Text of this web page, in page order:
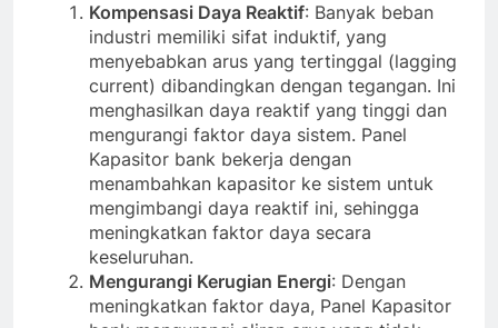
Kompensasi Daya Reaktif: Banyak beban
industri memiliki sifat induktif, yang
menyebabkan arus yang tertinggal (lagging
current) dibandingkan dengan tegangan. Ini
menghasilkan daya reaktif yang tinggi dan
mengurangi faktor daya sistem. Panel
Kapasitor bank bekerja dengan
menambahkan kapasitor ke sistem untuk
mengimbangi daya reaktif ini, sehingga
meningkatkan faktor daya secara
keseluruhan.
Mengurangi Kerugian Energi: Dengan
meningkatkan faktor daya, Panel Kapasitor